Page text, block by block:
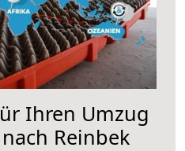
Ihren Umzug
Reinbek